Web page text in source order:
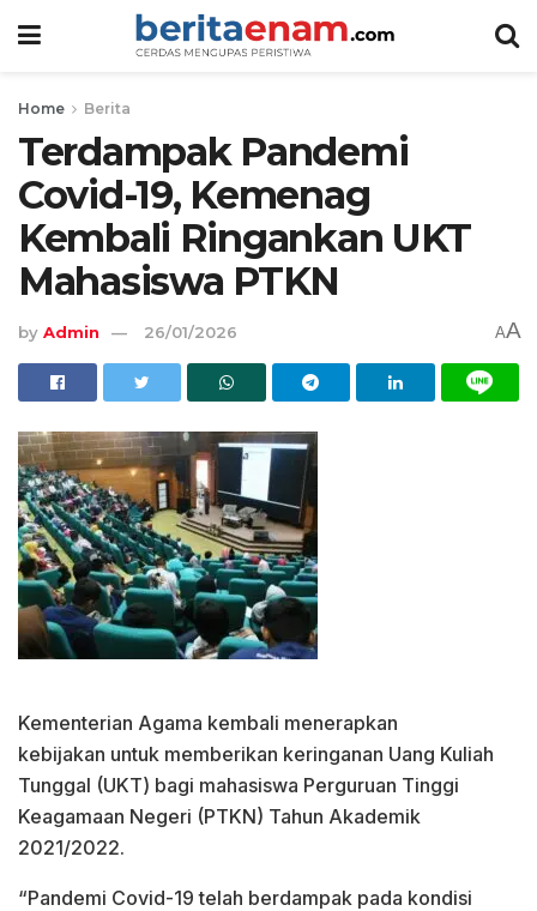
Home Berita
Terdampak Pandemi
Covid-19, Kemenag
Kembali Ringankan UKT
Mahasiswa PTKN
by Admin 26/01/2026 AA
Kementerian Agama kembali menerapkan
kebijakan untuk memberikan keringanan Uang Kuliah
Tunggal (UKT) bagi mahasiswa Perguruan Tinggi
Keagamaan Negeri (PTKN) Tahun Akademik
2021/2022.
“Pandemi Covid-19 telah berdampak pada kondisi